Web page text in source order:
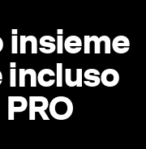
insieme
incluso